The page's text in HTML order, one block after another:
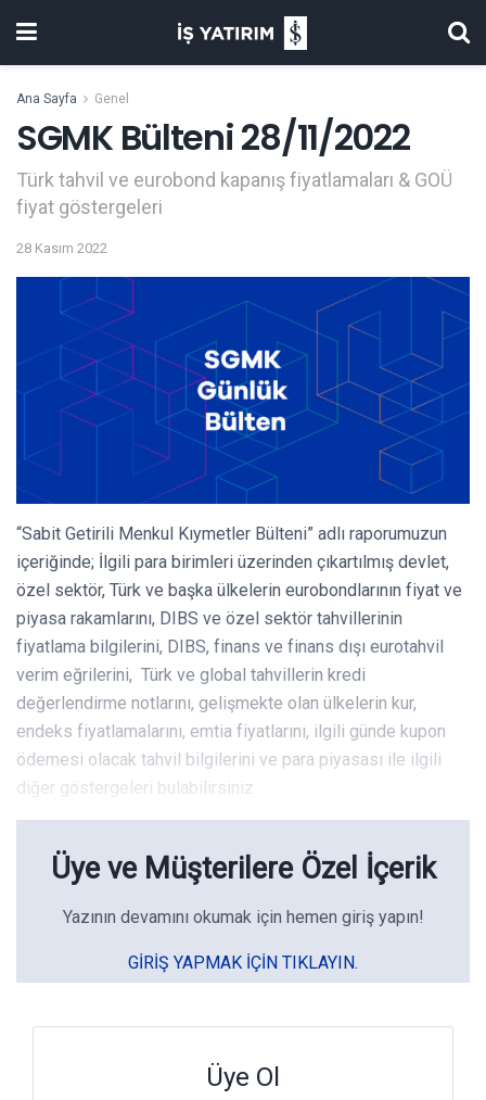
Ana Sayfa Genel
SGMK Bülteni 28/11/2022
Türk tahvil ve eurobond kapanış fiyatlamaları & GOÜ
fiyat göstergeleri
28 Kasım 2022
“Sabit Getirili Menkul Kıymetler Bülteni” adlı raporumuzun
içeriğinde; İlgili para birimleri üzerinden çıkartılmış devlet,
özel sektör, Türk ve başka ülkelerin eurobondlarının fiyat ve
piyasa rakamlarını, DIBS ve özel sektör tahvillerinin
fiyatlama bilgilerini, DIBS, finans ve finans dışı eurotahvil
verim eğrilerini, Türk ve global tahvillerin kredi
değerlendirme notlarını, gelişmekte olan ülkelerin kur,
endeks fiyatlamalarını, emtia fiyatlarını, ilgili günde kupon
ödemesi olacak tahvil bilgilerini ve para piyasası ile ilgili
diğer göstergeleri bulabilirsiniz.
Üye ve Müşterilere Özel İçerik
Yazının devamını okumak için hemen giriş yapın!
GIRIŞ YAPMAK IÇIN TIKLAYIN.
Üye Ol